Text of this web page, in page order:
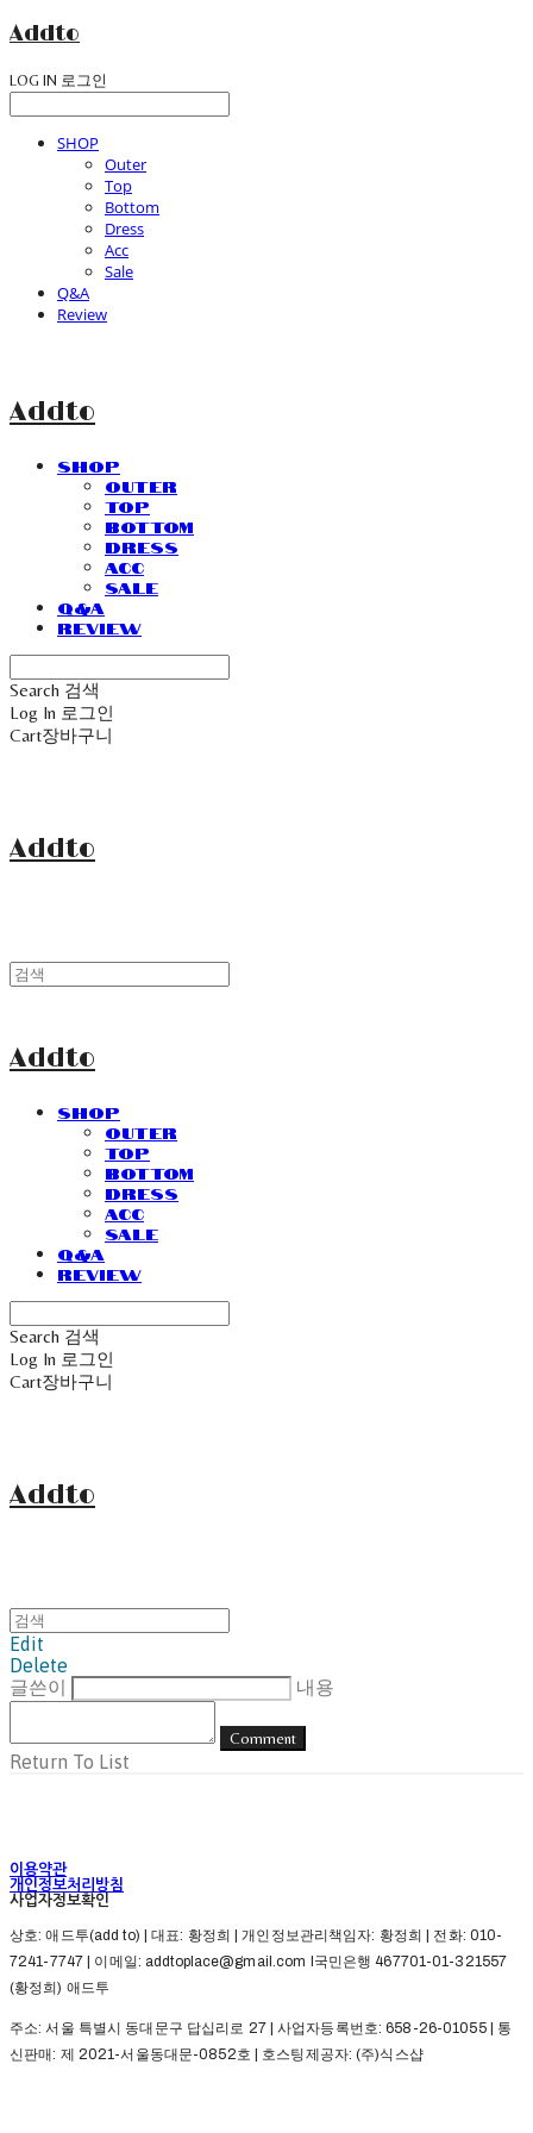
Addto
LOG IN 로그인
SHOP
Outer
Top
Bottom
Dress
Acc
Sale
Q&A
Review
Addto
SHOP
Outer
Top
Bottom
Dress
Acc
Sale
Q&A
Review
Search 검색
Log In 로그인
Cart장바구니
Addto
Addto
SHOP
Outer
Top
Bottom
Dress
Acc
Sale
Q&A
Review
Search 검색
Log In 로그인
Cart장바구니
Addto
Edit
Delete
글쓴이
내용
Comment
Return To List
이용약관
개인정보처리방침
사업자정보확인
상호: 애드투(add to) | 대표: 황정희 | 개인정보관리책임자: 황정희 | 전화: 010-
7241-7747 | 이메일: addtoplace@gmail.com l국민은행 467701-01-321557
(황정희) 애드투
주소: 서울 특별시 동대문구 답십리로 27 | 사업자등록번호:658-26-01055| 통
신판매: 제 2021-서울동대문-0852호 | 호스팅제공자: (주)식스샵